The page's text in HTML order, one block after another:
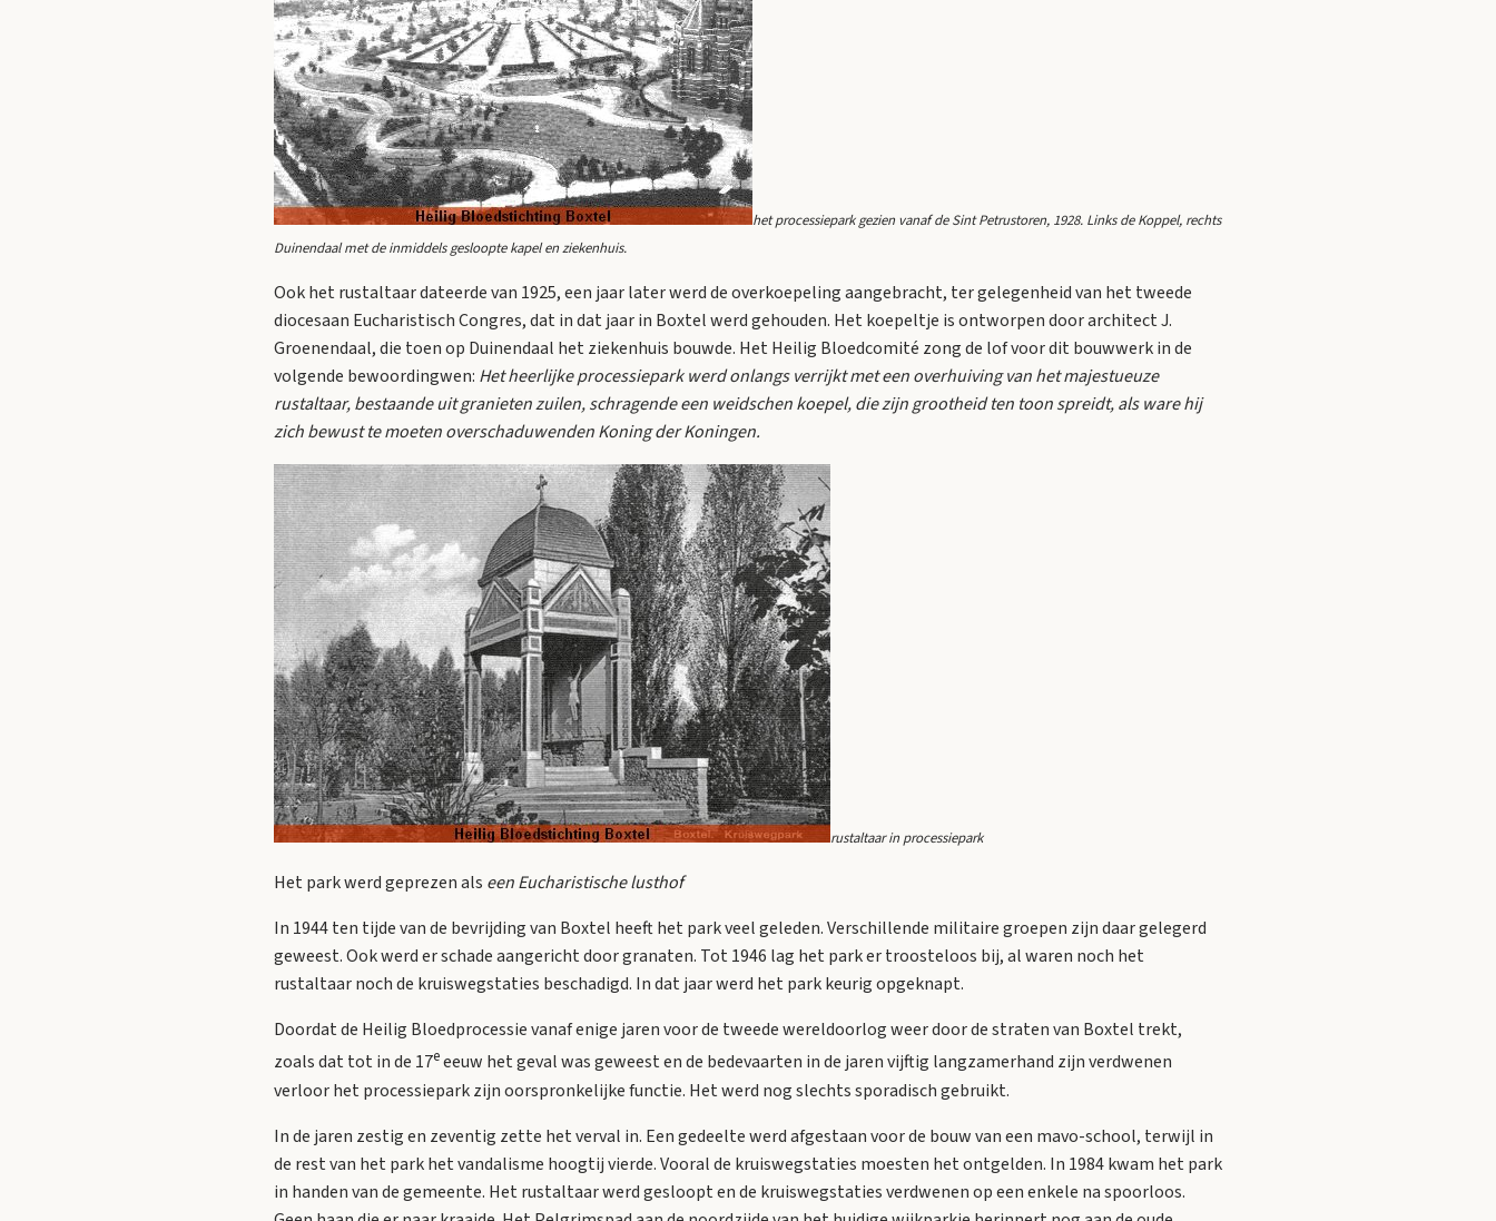
het processiepark gezien vanaf de Sint Petrustoren, 1928. Links de Koppel, rechts
Duinendaal met de inmiddels gesloopte kapel en ziekenhuis.
Ook het rustaltaar dateerde van 1925, een jaar later werd de overkoepeling aangebracht, ter gelegenheid van het tweede
diocesaan Eucharistisch Congres, dat in dat jaar in Boxtel werd gehouden. Het koepeltje is ontworpen door architect J.
Groenendaal, die toen op Duinendaal het ziekenhuis bouwde. Het Heilig Bloedcomité zong de lof voor dit bouwwerk in de
volgende bewoordingwen: Het heerlijke processiepark werd onlangs verrijkt met een overhuiving van het majestueuze
rustaltaar, bestaande uit granieten zuilen, schragende een weidschen koepel, die zijn grootheid ten toon spreidt, als ware hij
zich bewust te moeten overschaduwenden Koning der Koningen.
rustaltaar in processiepark
Het park werd geprezen als een Eucharistische lusthof
In 1944 ten tijde van de bevrijding van Boxtel heeft het park veel geleden. Verschillende militaire groepen zijn daar gelegerd
geweest. Ook werd er schade aangericht door granaten. Tot 1946 lag het park er troosteloos bij, al waren noch het
rustaltaar noch de kruiswegstaties beschadigd. In dat jaar werd het park keurig opgeknapt.
Doordat de Heilig Bloedprocessie vanaf enige jaren voor de tweede wereldoorlog weer door de straten van Boxtel trekt,
zoals dat tot in de 17eeeuw het geval was geweest en de bedevaarten in de jaren vijftig langzamerhand zijn verdwenen
verloor het processiepark zijn oorspronkelijke functie. Het werd nog slechts sporadisch gebruikt.
In de jaren zestig en zeventig zette het verval in. Een gedeelte werd afgestaan voor de bouw van een mavo-school, terwijl in
de rest van het park het vandalisme hoogtij vierde. Vooral de kruiswegstaties moesten het ontgelden. In 1984 kwam het park
in handen van de gemeente. Het rustaltaar werd gesloopt en de kruiswegstaties verdwenen op een enkele na spoorloos.